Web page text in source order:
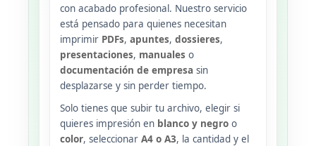
con acabado profesional. Nuestro servicio
está pensado para quienes necesitan
imprimir PDFs, apuntes, dossieres,
presentaciones, manuales o
documentación de empresa sin
desplazarse y sin perder tiempo.
Solo tienes que subir tu archivo, elegir si
quieres impresión en blanco y negro o
color, seleccionar A4 o A3, la cantidad y el